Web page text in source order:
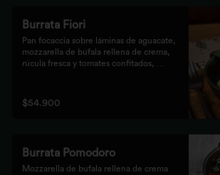
Burrata Fiori
Pan focaccia sobre láminas de aguacate,
mozzarella de búfala rellena de crema,
rúcula fresca y tomates confitados,
$54.900
Burrata Pomodoro
Mozzarella de bufala rellena de crema